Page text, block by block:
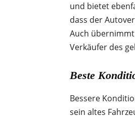
und bietet
dass der
Auch
Verkäufer des
Beste
Bessere
sein altes